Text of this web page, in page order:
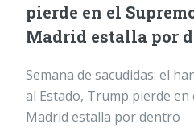
pierde en el
Madrid estalla por
Semana de sacudidas: el
al Estado, Trump pierde en
Madrid estalla por dentro